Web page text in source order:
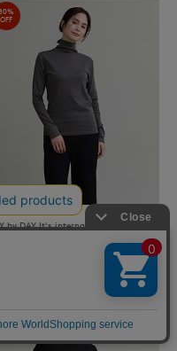
OFF
by DAY It's international
イネックカットソー《スビン綿MIXフラ